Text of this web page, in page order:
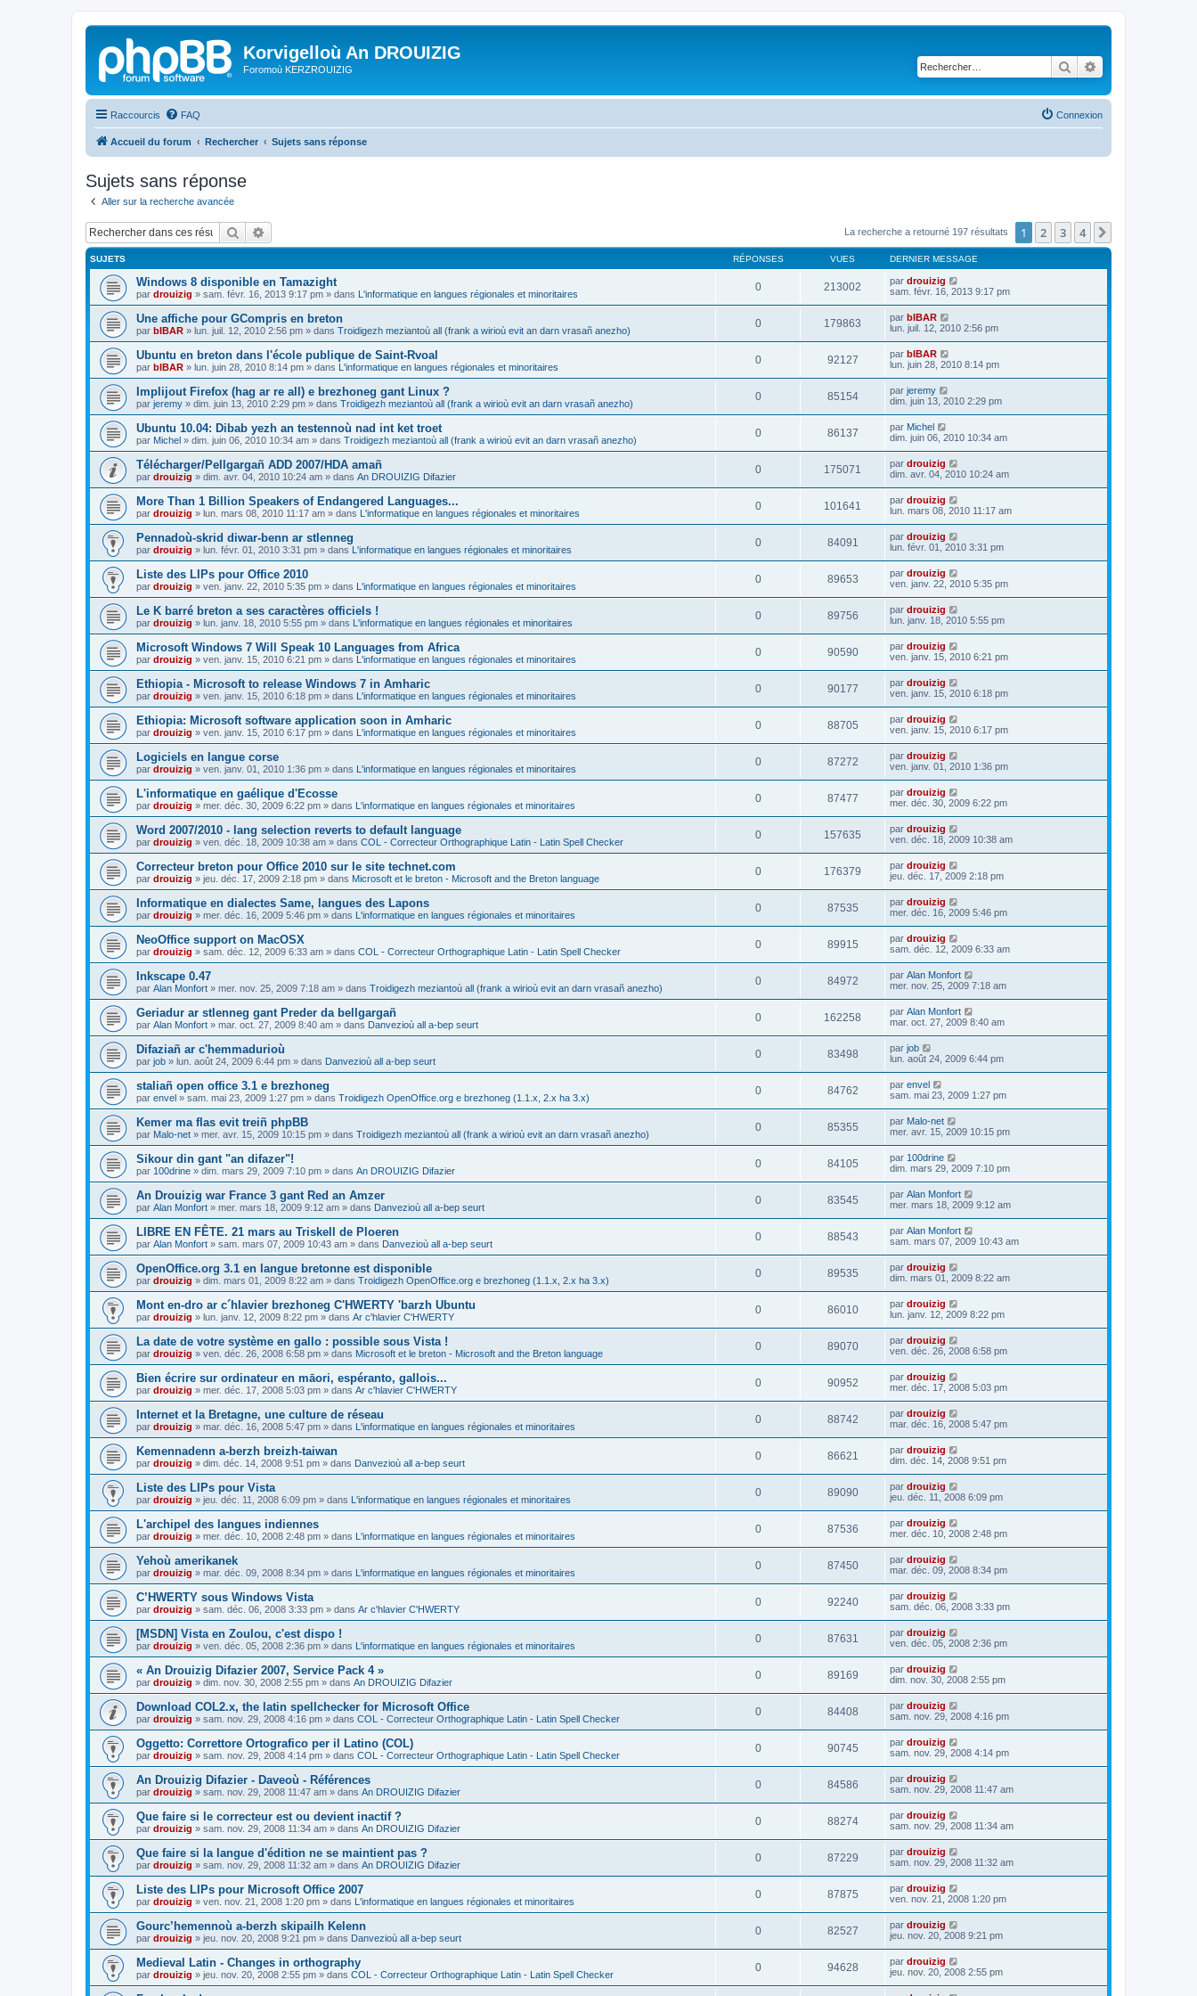
Korvigelloù An DROUIZIG
Foromoù KERZROUIZIG Rechercher
Raccourcis FAQ Connexion
Accueil du forum Rechercher Sujets sans réponse
Sujets sans réponse
Aller sur la recherche avancée
Rechercher La recherche a retourné 197 résultats 1 2 3 4
SUJETS RÉPONSES VUES DERNIER MESSAGE
Windows 8 disponible en Tamazight
par drouizig » sam. févr. 16, 2013 9:17 pm » dans L'informatique en langues régionales et minoritaires
0 213002 par drouizig
sam. févr. 16, 2013 9:17 pm
Une affiche pour GCompris en breton
par bIBAR » lun. juil. 12, 2010 2:56 pm » dans Troidigezh meziantoù all (frank a wirioù evit an darn vrasañ anezho)
0 179863 par bIBAR
lun. juil. 12, 2010 2:56 pm
Ubuntu en breton dans l'école publique de Saint-Rvoal
par bIBAR » lun. juin 28, 2010 8:14 pm » dans L'informatique en langues régionales et minoritaires
0 92127 par bIBAR
lun. juin 28, 2010 8:14 pm
Implijout Firefox (hag ar re all) e brezhoneg gant Linux ?
par jeremy » dim. juin 13, 2010 2:29 pm » dans Troidigezh meziantoù all (frank a wirioù evit an darn vrasañ anezho)
0 85154 par jeremy
dim. juin 13, 2010 2:29 pm
Ubuntu 10.04: Dibab yezh an testennoù nad int ket troet
par Michel » dim. juin 06, 2010 10:34 am » dans Troidigezh meziantoù all (frank a wirioù evit an darn vrasañ anezho)
0 86137 par Michel
dim. juin 06, 2010 10:34 am
Télécharger/Pellgargañ ADD 2007/HDA amañ
par drouizig » dim. avr. 04, 2010 10:24 am » dans An DROUIZIG Difazier
0 175071 par drouizig
dim. avr. 04, 2010 10:24 am
More Than 1 Billion Speakers of Endangered Languages...
par drouizig » lun. mars 08, 2010 11:17 am » dans L'informatique en langues régionales et minoritaires
0 101641 par drouizig
lun. mars 08, 2010 11:17 am
Pennadoù-skrid diwar-benn ar stlenneg
par drouizig » lun. févr. 01, 2010 3:31 pm » dans L'informatique en langues régionales et minoritaires
0 84091 par drouizig
lun. févr. 01, 2010 3:31 pm
Liste des LIPs pour Office 2010
par drouizig » ven. janv. 22, 2010 5:35 pm » dans L'informatique en langues régionales et minoritaires
0 89653 par drouizig
ven. janv. 22, 2010 5:35 pm
Le K barré breton a ses caractères officiels !
par drouizig » lun. janv. 18, 2010 5:55 pm » dans L'informatique en langues régionales et minoritaires
0 89756 par drouizig
lun. janv. 18, 2010 5:55 pm
Microsoft Windows 7 Will Speak 10 Languages from Africa
par drouizig » ven. janv. 15, 2010 6:21 pm » dans L'informatique en langues régionales et minoritaires
0 90590 par drouizig
ven. janv. 15, 2010 6:21 pm
Ethiopia - Microsoft to release Windows 7 in Amharic
par drouizig » ven. janv. 15, 2010 6:18 pm » dans L'informatique en langues régionales et minoritaires
0 90177 par drouizig
ven. janv. 15, 2010 6:18 pm
Ethiopia: Microsoft software application soon in Amharic
par drouizig » ven. janv. 15, 2010 6:17 pm » dans L'informatique en langues régionales et minoritaires
0 88705 par drouizig
ven. janv. 15, 2010 6:17 pm
Logiciels en langue corse
par drouizig » ven. janv. 01, 2010 1:36 pm » dans L'informatique en langues régionales et minoritaires
0 87272 par drouizig
ven. janv. 01, 2010 1:36 pm
L'informatique en gaélique d'Ecosse
par drouizig » mer. déc. 30, 2009 6:22 pm » dans L'informatique en langues régionales et minoritaires
0 87477 par drouizig
mer. déc. 30, 2009 6:22 pm
Word 2007/2010 - lang selection reverts to default language
par drouizig » ven. déc. 18, 2009 10:38 am » dans COL - Correcteur Orthographique Latin - Latin Spell Checker
0 157635 par drouizig
ven. déc. 18, 2009 10:38 am
Correcteur breton pour Office 2010 sur le site technet.com
par drouizig » jeu. déc. 17, 2009 2:18 pm » dans Microsoft et le breton - Microsoft and the Breton language
0 176379 par drouizig
jeu. déc. 17, 2009 2:18 pm
Informatique en dialectes Same, langues des Lapons
par drouizig » mer. déc. 16, 2009 5:46 pm » dans L'informatique en langues régionales et minoritaires
0 87535 par drouizig
mer. déc. 16, 2009 5:46 pm
NeoOffice support on MacOSX
par drouizig » sam. déc. 12, 2009 6:33 am » dans COL - Correcteur Orthographique Latin - Latin Spell Checker
0 89915 par drouizig
sam. déc. 12, 2009 6:33 am
Inkscape 0.47
par Alan Monfort » mer. nov. 25, 2009 7:18 am » dans Troidigezh meziantoù all (frank a wirioù evit an darn vrasañ anezho)
0 84972 par Alan Monfort
mer. nov. 25, 2009 7:18 am
Geriadur ar stlenneg gant Preder da bellgargañ
par Alan Monfort » mar. oct. 27, 2009 8:40 am » dans Danvezioù all a-bep seurt
0 162258 par Alan Monfort
mar. oct. 27, 2009 8:40 am
Difaziañ ar c'hemmadurioù
par job » lun. août 24, 2009 6:44 pm » dans Danvezioù all a-bep seurt
0 83498 par job
lun. août 24, 2009 6:44 pm
staliañ open office 3.1 e brezhoneg
par envel » sam. mai 23, 2009 1:27 pm » dans Troidigezh OpenOffice.org e brezhoneg (1.1.x, 2.x ha 3.x)
0 84762 par envel
sam. mai 23, 2009 1:27 pm
Kemer ma flas evit treiñ phpBB
par Malo-net » mer. avr. 15, 2009 10:15 pm » dans Troidigezh meziantoù all (frank a wirioù evit an darn vrasañ anezho)
0 85355 par Malo-net
mer. avr. 15, 2009 10:15 pm
Sikour din gant "an difazer"!
par 100drine » dim. mars 29, 2009 7:10 pm » dans An DROUIZIG Difazier
0 84105 par 100drine
dim. mars 29, 2009 7:10 pm
An Drouizig war France 3 gant Red an Amzer
par Alan Monfort » mer. mars 18, 2009 9:12 am » dans Danvezioù all a-bep seurt
0 83545 par Alan Monfort
mer. mars 18, 2009 9:12 am
LIBRE EN FÊTE. 21 mars au Triskell de Ploeren
par Alan Monfort » sam. mars 07, 2009 10:43 am » dans Danvezioù all a-bep seurt
0 88543 par Alan Monfort
sam. mars 07, 2009 10:43 am
OpenOffice.org 3.1 en langue bretonne est disponible
par drouizig » dim. mars 01, 2009 8:22 am » dans Troidigezh OpenOffice.org e brezhoneg (1.1.x, 2.x ha 3.x)
0 89535 par drouizig
dim. mars 01, 2009 8:22 am
Mont en-dro ar c´hlavier brezhoneg C'HWERTY 'barzh Ubuntu
par drouizig » lun. janv. 12, 2009 8:22 pm » dans Ar c'hlavier C'HWERTY
0 86010 par drouizig
lun. janv. 12, 2009 8:22 pm
La date de votre système en gallo : possible sous Vista !
par drouizig » ven. déc. 26, 2008 6:58 pm » dans Microsoft et le breton - Microsoft and the Breton language
0 89070 par drouizig
ven. déc. 26, 2008 6:58 pm
Bien écrire sur ordinateur en māori, espéranto, gallois...
par drouizig » mer. déc. 17, 2008 5:03 pm » dans Ar c'hlavier C'HWERTY
0 90952 par drouizig
mer. déc. 17, 2008 5:03 pm
Internet et la Bretagne, une culture de réseau
par drouizig » mar. déc. 16, 2008 5:47 pm » dans L'informatique en langues régionales et minoritaires
0 88742 par drouizig
mar. déc. 16, 2008 5:47 pm
Kemennadenn a-berzh breizh-taiwan
par drouizig » dim. déc. 14, 2008 9:51 pm » dans Danvezioù all a-bep seurt
0 86621 par drouizig
dim. déc. 14, 2008 9:51 pm
Liste des LIPs pour Vista
par drouizig » jeu. déc. 11, 2008 6:09 pm » dans L'informatique en langues régionales et minoritaires
0 89090 par drouizig
jeu. déc. 11, 2008 6:09 pm
L'archipel des langues indiennes
par drouizig » mer. déc. 10, 2008 2:48 pm » dans L'informatique en langues régionales et minoritaires
0 87536 par drouizig
mer. déc. 10, 2008 2:48 pm
Yehoù amerikanek
par drouizig » mar. déc. 09, 2008 8:34 pm » dans L'informatique en langues régionales et minoritaires
0 87450 par drouizig
mar. déc. 09, 2008 8:34 pm
C’HWERTY sous Windows Vista
par drouizig » sam. déc. 06, 2008 3:33 pm » dans Ar c'hlavier C'HWERTY
0 92240 par drouizig
sam. déc. 06, 2008 3:33 pm
[MSDN] Vista en Zoulou, c'est dispo !
par drouizig » ven. déc. 05, 2008 2:36 pm » dans L'informatique en langues régionales et minoritaires
0 87631 par drouizig
ven. déc. 05, 2008 2:36 pm
« An Drouizig Difazier 2007, Service Pack 4 »
par drouizig » dim. nov. 30, 2008 2:55 pm » dans An DROUIZIG Difazier
0 89169 par drouizig
dim. nov. 30, 2008 2:55 pm
Download COL2.x, the latin spellchecker for Microsoft Office
par drouizig » sam. nov. 29, 2008 4:16 pm » dans COL - Correcteur Orthographique Latin - Latin Spell Checker
0 84408 par drouizig
sam. nov. 29, 2008 4:16 pm
Oggetto: Correttore Ortografico per il Latino (COL)
par drouizig » sam. nov. 29, 2008 4:14 pm » dans COL - Correcteur Orthographique Latin - Latin Spell Checker
0 90745 par drouizig
sam. nov. 29, 2008 4:14 pm
An Drouizig Difazier - Daveoù - Références
par drouizig » sam. nov. 29, 2008 11:47 am » dans An DROUIZIG Difazier
0 84586 par drouizig
sam. nov. 29, 2008 11:47 am
Que faire si le correcteur est ou devient inactif ?
par drouizig » sam. nov. 29, 2008 11:34 am » dans An DROUIZIG Difazier
0 88274 par drouizig
sam. nov. 29, 2008 11:34 am
Que faire si la langue d'édition ne se maintient pas ?
par drouizig » sam. nov. 29, 2008 11:32 am » dans An DROUIZIG Difazier
0 87229 par drouizig
sam. nov. 29, 2008 11:32 am
Liste des LIPs pour Microsoft Office 2007
par drouizig » ven. nov. 21, 2008 1:20 pm » dans L'informatique en langues régionales et minoritaires
0 87875 par drouizig
ven. nov. 21, 2008 1:20 pm
Gourc’hemennoù a-berzh skipailh Kelenn
par drouizig » jeu. nov. 20, 2008 9:21 pm » dans Danvezioù all a-bep seurt
0 82527 par drouizig
jeu. nov. 20, 2008 9:21 pm
Medieval Latin - Changes in orthography
par drouizig » jeu. nov. 20, 2008 2:55 pm » dans COL - Correcteur Orthographique Latin - Latin Spell Checker
0 94628 par drouizig
jeu. nov. 20, 2008 2:55 pm